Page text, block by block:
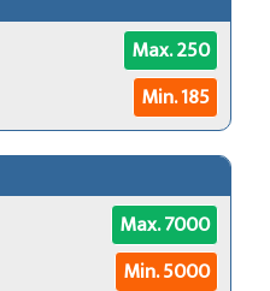
Max. 250
Min. 185
Max. 7000
Min. 5000